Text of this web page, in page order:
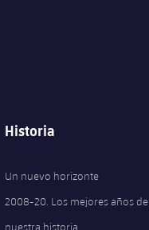
Historia
Un nuevo horizonte
2008-20. Los mejores años de
nuestra historia